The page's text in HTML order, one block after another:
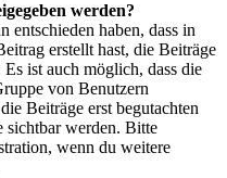
werden?
haben, dass in
erstellt hast, die Beiträge
ist auch möglich, dass die
von Benutzern
Beiträge erst begutachten
sichtbar werden. Bitte
wenn du weitere